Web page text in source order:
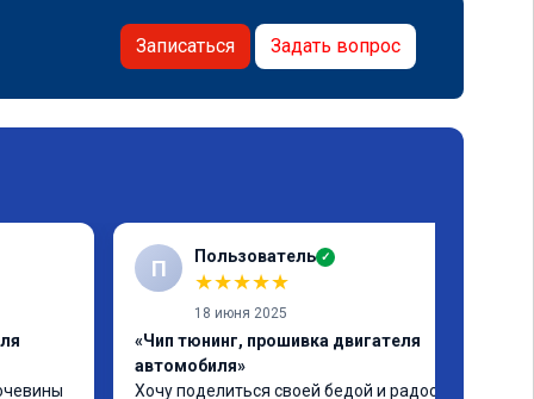
Записаться Задать вопрос
П Пользователь ✓
★★★★★
18 июня 2025
«Чип тюнинг, прошивка двигателя
автомобиля»
Хочу поделиться своей бедой и радостью.